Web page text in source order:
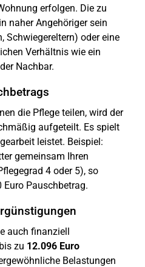
erfolgen. Die zu
naher Angehöriger sein
Schwiegereltern) oder eine
Verhältnis wie ein
Nachbar.
die Pflege teilen, wird der
aufgeteilt. Es spielt
leistet. Beispiel:
gemeinsam Ihren
4 oder 5), so
Pauschbetrag.
auch finanziell
zu 12.096 Euro
Belastungen